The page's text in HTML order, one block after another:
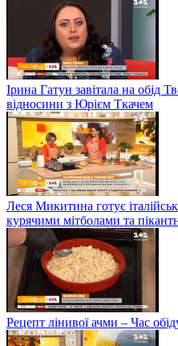
Ірина Гатун завітала на обід
відносини з Юрієм Ткачем
Леся Микитина готує
курячими мітболами та
Рецепт лінивої ачми – Час